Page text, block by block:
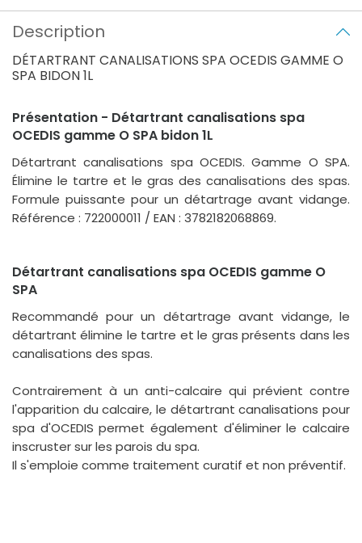
Description
DÉTARTRANT CANALISATIONS SPA OCEDIS GAMME O
SPA BIDON 1L
Présentation - Détartrant canalisations spa
OCEDIS gamme O SPA bidon 1L
Détartrant canalisations spa OCEDIS. Gamme O SPA.
Élimine le tartre et le gras des canalisations des spas.
Formule puissante pour un détartrage avant vidange.
Référence : 722000011 / EAN : 3782182068869.
Détartrant canalisations spa OCEDIS gamme O
SPA
Recommandé pour un détartrage avant vidange, le
détartrant élimine le tartre et le gras présents dans les
canalisations des spas.
Contrairement à un anti-calcaire qui prévient contre
l'apparition du calcaire, le détartrant canalisations pour
spa d'OCEDIS permet également d'éliminer le calcaire
inscruster sur les parois du spa.
Il s'emploie comme traitement curatif et non préventif.